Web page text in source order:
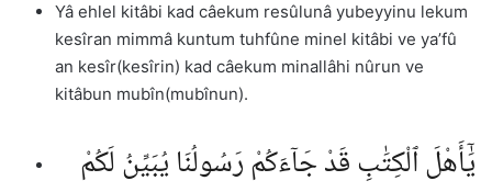
Yâ ehlel kitâbi kad câekum resûlunâ yubeyyinu lekum
kesîran mimmâ kuntum tuhfûne minel kitâbi ve ya’fû
an kesîr(kesîrin) kad câekum minallâhi nûrun ve
kitâbun mubîn(mubînun).
يَٰٓأَهْلَ ٱلْكِتَٰبِ قَدْ جَآءَكُمْ رَسُولُنَا يُبَيِّنُ لَكُمْ